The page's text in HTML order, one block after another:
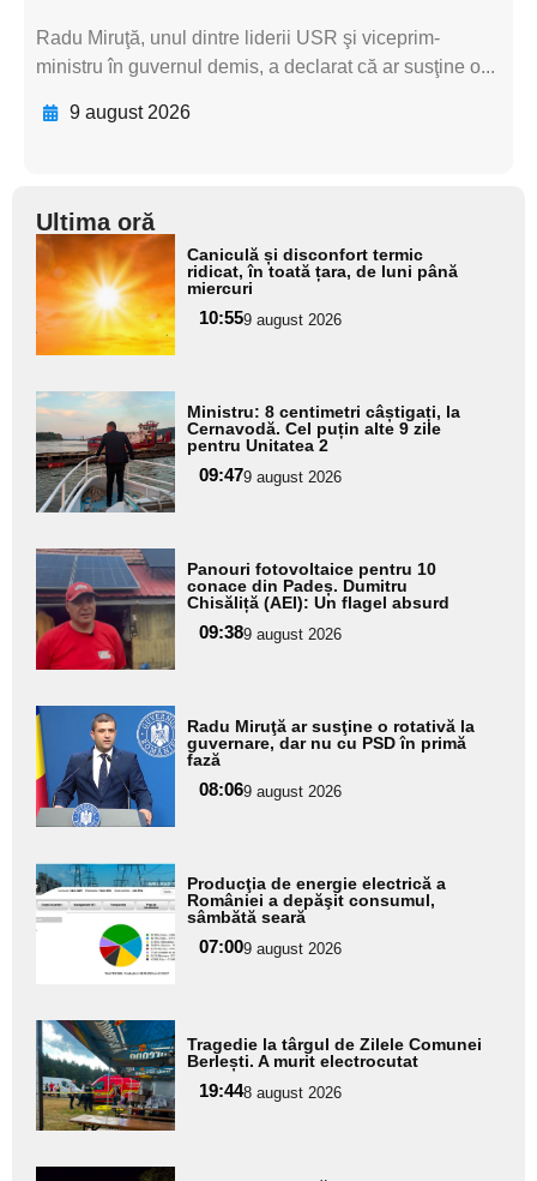
Radu Miruţă, unul dintre liderii USR şi viceprim-
ministru în guvernul demis, a declarat că ar susţine o...
9 august 2026
Ultima oră
Adaugă
aici textul
pentru
subtitlu
Caniculă și disconfort termic
ridicat, în toată țara, de luni până
miercuri
10:559 august 2026
Adaugă
aici textul
pentru
subtitlu
Ministru: 8 centimetri câștigați, la
Cernavodă. Cel puțin alte 9 zile
pentru Unitatea 2
09:479 august 2026
Adaugă
aici textul
pentru
subtitlu
Panouri fotovoltaice pentru 10
conace din Padeș. Dumitru
Chisăliță (AEI): Un flagel absurd
09:389 august 2026
Adaugă
aici textul
pentru
subtitlu
Radu Miruţă ar susţine o rotativă la
guvernare, dar nu cu PSD în primă
fază
08:069 august 2026
Adaugă
aici textul
pentru
subtitlu
Producţia de energie electrică a
României a depăşit consumul,
sâmbătă seară
07:009 august 2026
Adaugă
aici textul
pentru
subtitlu
Tragedie la târgul de Zilele Comunei
Berlești. A murit electrocutat
19:448 august 2026